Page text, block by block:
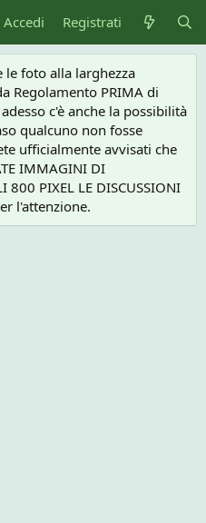
Accedi Registrati
foto alla larghezza
Regolamento PRIMA di
c'è anche la possibilità
qualcuno non fosse
ufficialmente avvisati che
IMMAGINI DI
800 PIXEL LE DISCUSSIONI
l'attenzione.